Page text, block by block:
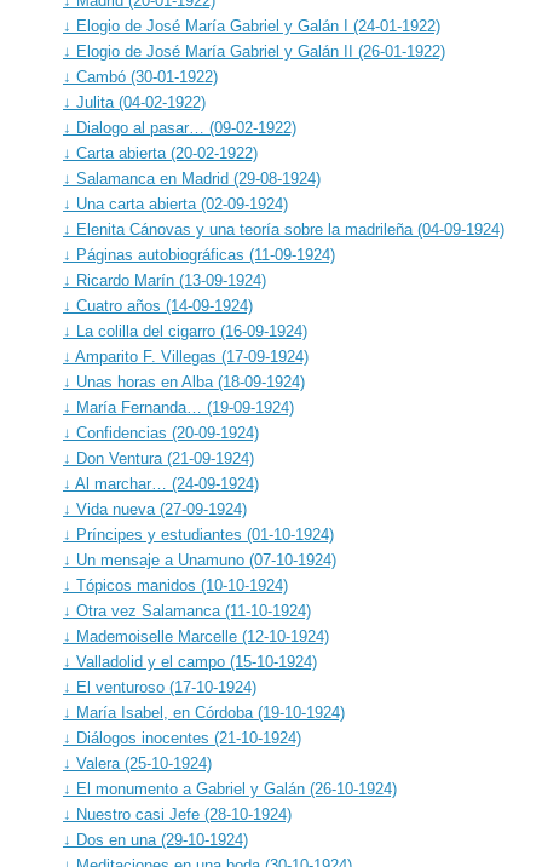
↓ Elogio de José María Gabriel y Galán I (24-01-1922)
↓ Elogio de José María Gabriel y Galán II (26-01-1922)
↓ Cambó (30-01-1922)
↓ Julita (04-02-1922)
↓ Dialogo al pasar… (09-02-1922)
↓ Carta abierta (20-02-1922)
↓ Salamanca en Madrid (29-08-1924)
↓ Una carta abierta (02-09-1924)
↓ Elenita Cánovas y una teoría sobre la madrileña (04-09-1924)
↓ Páginas autobiográficas (11-09-1924)
↓ Ricardo Marín (13-09-1924)
↓ Cuatro años (14-09-1924)
↓ La colilla del cigarro (16-09-1924)
↓ Amparito F. Villegas (17-09-1924)
↓ Unas horas en Alba (18-09-1924)
↓ María Fernanda… (19-09-1924)
↓ Confidencias (20-09-1924)
↓ Don Ventura (21-09-1924)
↓ Al marchar… (24-09-1924)
↓ Vida nueva (27-09-1924)
↓ Príncipes y estudiantes (01-10-1924)
↓ Un mensaje a Unamuno (07-10-1924)
↓ Tópicos manidos (10-10-1924)
↓ Otra vez Salamanca (11-10-1924)
↓ Mademoiselle Marcelle (12-10-1924)
↓ Valladolid y el campo (15-10-1924)
↓ El venturoso (17-10-1924)
↓ María Isabel, en Córdoba (19-10-1924)
↓ Diálogos inocentes (21-10-1924)
↓ Valera (25-10-1924)
↓ El monumento a Gabriel y Galán (26-10-1924)
↓ Nuestro casi Jefe (28-10-1924)
↓ Dos en una (29-10-1924)